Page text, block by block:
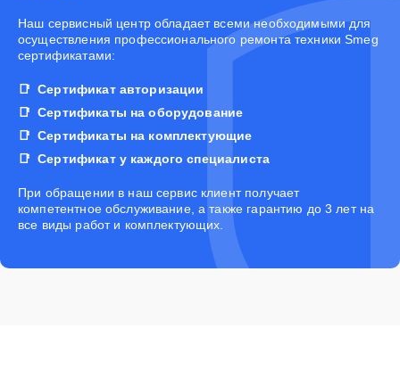
Наш сервисный центр обладает всеми необходимыми для
осуществления профессионального ремонта техники Smeg
сертификатами:
Сертификат авторизации
Сертификаты на оборудование
Сертификаты на комплектующие
Сертификат у каждого специалиста
При обращении в наш сервис клиент получает
компетентное обслуживание, а также гарантию до 3 лет на
все виды работ и комплектующих.